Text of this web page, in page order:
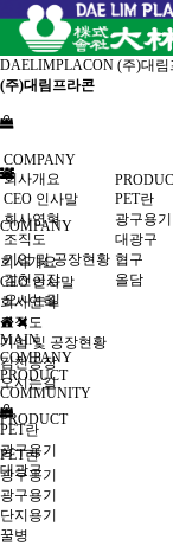
DAELIMPLACON (주)대림
(주)대림프라콘
COMPANY
회사개요
CEO 인사말
회사연혁
조직도
기업 및 공장현황
김천공장
오시는길
PRODUCT
PET란
광구용기
광구용기
단지용기
꿀병
COMPANY
회사개요
CEO 인사말
회사연혁
조직도
기업 및 공장현황
김천공장
오시는길
PET란
광구용기
대광구
협구
올담
MAIN
COMPANY
PRODUCT
COMMUNITY
PET란
광구용기
대광구